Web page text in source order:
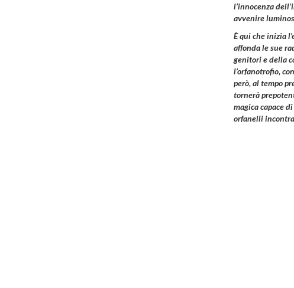
l’innocenza
avvenire
È qui che inizia
affonda le sue
genitori e della
l’orfanotrofio,
però, al tempo
tornerà
magica capace
orfanelli